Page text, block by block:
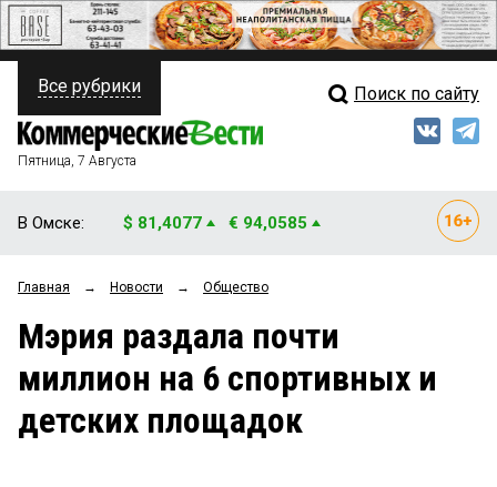
ПОЛИТИКА
ФИНАНСЫ
ОБЩЕСТВО
ЗАКОН
Свежий выпуск
Рейтинги
Блоги
Архив
Все рубрики Поиск по сайту
Пятница, 7 Августа
В Омске: $ 81,4077 € 94,0585
Главная → Новости → Общество
Мэрия раздала почти
миллион на 6 спортивных и
детских площадок